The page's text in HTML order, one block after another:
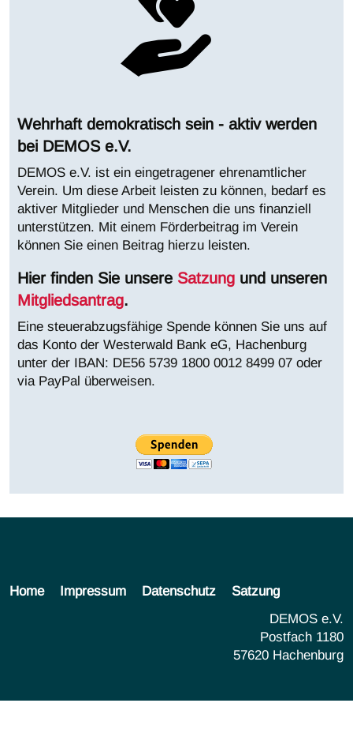
Wehrhaft demokratisch sein - aktiv werden
bei DEMOS e.V.
DEMOS e.V. ist ein eingetragener ehrenamtlicher
Verein. Um diese Arbeit leisten zu können, bedarf es
aktiver Mitglieder und Menschen die uns finanziell
unterstützen. Mit einem Förderbeitrag im Verein
können Sie einen Beitrag hierzu leisten.
Hier finden Sie unsere Satzung und unseren
Mitgliedsantrag.
Eine steuerabzugsfähige Spende können Sie uns auf
das Konto der Westerwald Bank eG, Hachenburg
unter der IBAN: DE56 5739 1800 0012 8499 07 oder
via PayPal überweisen.
Home Impressum Datenschutz
Satzung
DEMOS e.V.
Postfach 1180
57620 Hachenburg